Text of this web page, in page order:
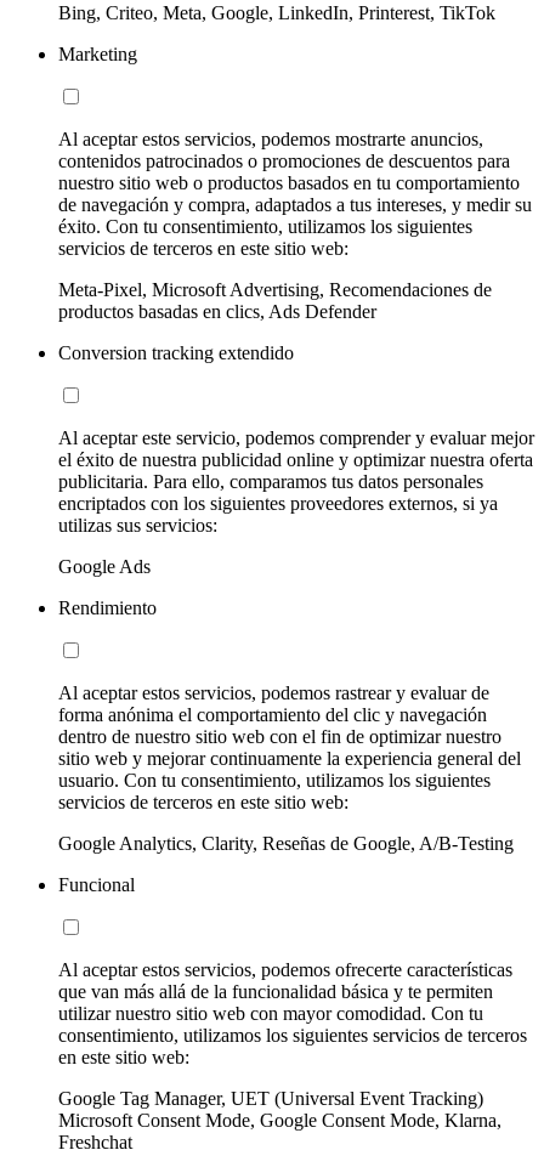
Bing, Criteo, Meta, Google, LinkedIn, Printerest, TikTok
Marketing
Al aceptar estos servicios, podemos mostrarte anuncios,
contenidos patrocinados o promociones de descuentos para
nuestro sitio web o productos basados en tu comportamiento
de navegación y compra, adaptados a tus intereses, y medir su
éxito. Con tu consentimiento, utilizamos los siguientes
servicios de terceros en este sitio web:
Meta-Pixel, Microsoft Advertising, Recomendaciones de
productos basadas en clics, Ads Defender
Conversion tracking extendido
Al aceptar este servicio, podemos comprender y evaluar mejor
el éxito de nuestra publicidad online y optimizar nuestra oferta
publicitaria. Para ello, comparamos tus datos personales
encriptados con los siguientes proveedores externos, si ya
utilizas sus servicios:
Google Ads
Rendimiento
Al aceptar estos servicios, podemos rastrear y evaluar de
forma anónima el comportamiento del clic y navegación
dentro de nuestro sitio web con el fin de optimizar nuestro
sitio web y mejorar continuamente la experiencia general del
usuario. Con tu consentimiento, utilizamos los siguientes
servicios de terceros en este sitio web:
Google Analytics, Clarity, Reseñas de Google, A/B-Testing
Funcional
Al aceptar estos servicios, podemos ofrecerte características
que van más allá de la funcionalidad básica y te permiten
utilizar nuestro sitio web con mayor comodidad. Con tu
consentimiento, utilizamos los siguientes servicios de terceros
en este sitio web:
Google Tag Manager, UET (Universal Event Tracking)
Microsoft Consent Mode, Google Consent Mode, Klarna,
Freshchat